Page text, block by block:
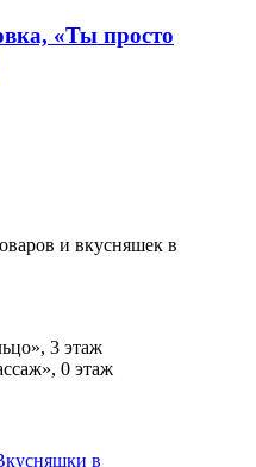
«Ты просто
и вкусняшек в
3 этаж
0 этаж
в